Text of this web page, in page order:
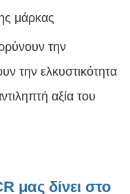
μάρκας
την
την ελκυστικότητα
αξία του
μας δίνει στο